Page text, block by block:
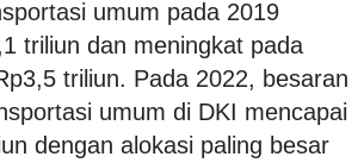
umum pada 2019
triliun dan meningkat pada
triliun. Pada 2022, besaran
umum di DKI mencapai
dengan alokasi paling besar